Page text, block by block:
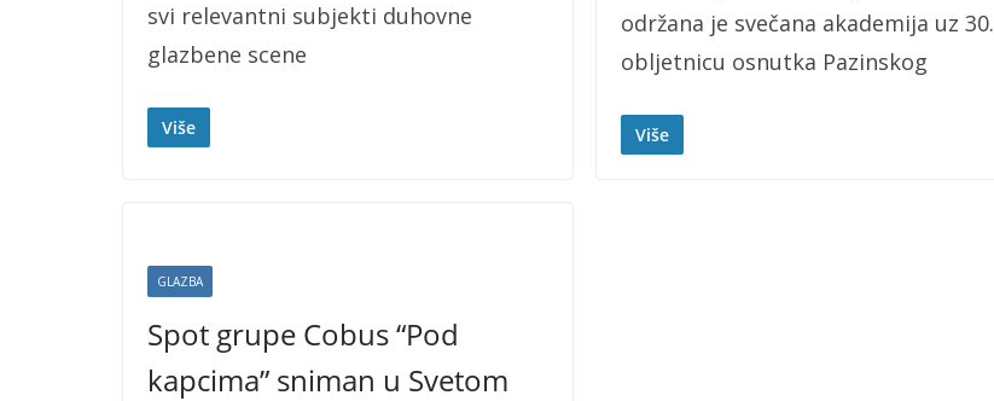
svi relevantni subjekti duhovne
glazbene scene
Više
održana je svečana akademija uz 30.
obljetnicu osnutka Pazinskog
Više
GLAZBA
Spot grupe Cobus “Pod
kapcima” sniman u Svetom